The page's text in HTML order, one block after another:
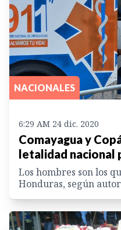
NACIONALES
6:29 AM 24 dic. 2020
Comayagua y
letalidad nacional
Los hombres son los
Honduras, según